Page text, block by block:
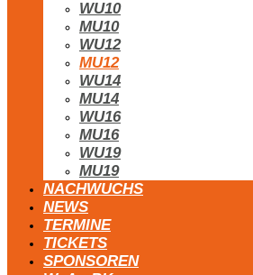
WU10
MU10
WU12
MU12
WU14
MU14
WU16
MU16
WU19
MU19
NACHWUCHS
NEWS
TERMINE
TICKETS
SPONSOREN